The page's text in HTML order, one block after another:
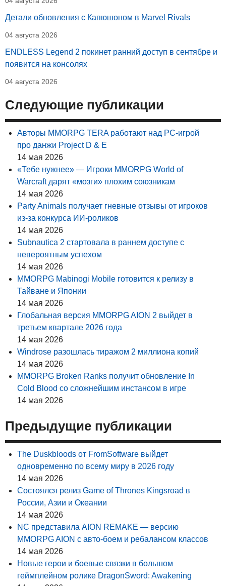
Детали обновления с Капюшоном в Marvel Rivals
04 августа 2026
ENDLESS Legend 2 покинет ранний доступ в сентябре и
появится на консолях
04 августа 2026
Следующие публикации
Авторы MMORPG TERA работают над PC-игрой
про данжи Project D & E
14 мая 2026
«Тебе нужнее» — Игроки MMORPG World of
Warcraft дарят «мозги» плохим союзникам
14 мая 2026
Party Animals получает гневные отзывы от игроков
из-за конкурса ИИ-роликов
14 мая 2026
Subnautica 2 стартовала в раннем доступе с
невероятным успехом
14 мая 2026
MMORPG Mabinogi Mobile готовится к релизу в
Тайване и Японии
14 мая 2026
Глобальная версия MMORPG AION 2 выйдет в
третьем квартале 2026 года
14 мая 2026
Windrose разошлась тиражом 2 миллиона копий
14 мая 2026
MMORPG Broken Ranks получит обновление In
Cold Blood со сложнейшим инстансом в игре
14 мая 2026
Предыдущие публикации
The Duskbloods от FromSoftware выйдет
одновременно по всему миру в 2026 году
14 мая 2026
Состоялся релиз Game of Thrones Kingsroad в
России, Азии и Океании
14 мая 2026
NC представила AION REMAKE — версию
MMORPG AION с авто-боем и ребалансом классов
14 мая 2026
Новые герои и боевые связки в большом
геймплейном ролике DragonSword: Awakening